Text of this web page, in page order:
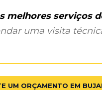
melhores serviços
uma visita
UM ORÇAMENTO EM